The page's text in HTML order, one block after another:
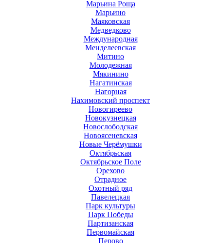
Марьина Роща
Марьино
Маяковская
Медведково
Международная
Менделеевская
Митино
Молодежная
Мякинино
Нагатинская
Нагорная
Нахимовский проспект
Новогиреево
Новокузнецкая
Новослободская
Новоясеневская
Новые Черёмушки
Октябрьская
Октябрьское Поле
Орехово
Отрадное
Охотный ряд
Павелецкая
Парк культуры
Парк Победы
Партизанская
Первомайская
Перово